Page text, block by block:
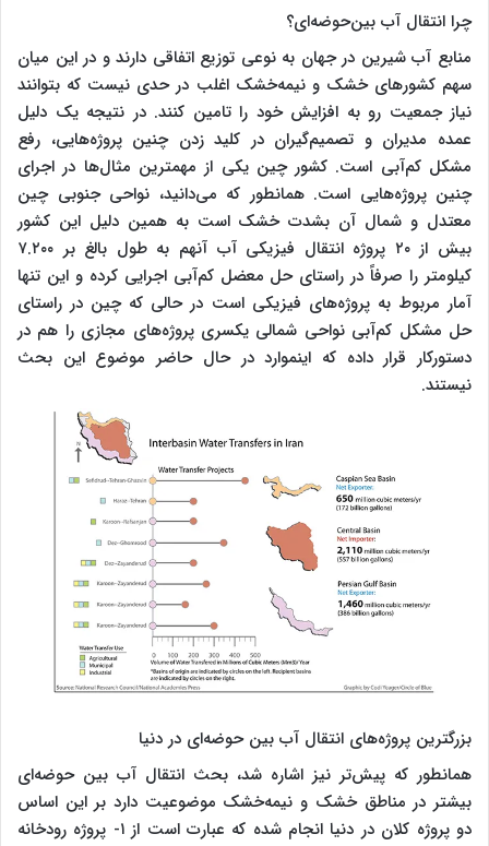
چرا انتقال آب بین‌حوضه‌ای؟
منابع آب شیرین در جهان به نوعی توزیع اتفاقی دارند و در این میان
سهم کشورهای خشک و نیمه‌خشک اغلب در حدی نیست که بتوانند
نیاز جمعیت رو به افزایش خود را تامین کنند. در نتیجه یک دلیل
عمده مدیران و تصمیم‌گیران در کلید زدن چنین پروژه‌هایی، رفع
مشکل کم‌آبی است. کشور چین یکی از مهمترین مثال‌ها در اجرای
چنین پروژه‌هایی است. همانطور که می‌دانید، نواحی جنوبی چین
معتدل و شمال آن بشدت خشک است به همین دلیل این کشور
بیش از ۲۰ پروژه انتقال فیزیکی آب آنهم به طول بالغ بر ۷.۲۰۰
کیلومتر را صرفاً در راستای حل معضل کم‌آبی اجرایی کرده و این تنها
آمار مربوط به پروژه‌های فیزیکی است در حالی که چین در راستای
حل مشکل کم‌آبی نواحی شمالی یکسری پروژه‌های مجازی را هم در
دستورکار قرار داده که اینموارد در حال حاضر موضوع این بحث
نیستند.
بزرگترین پروژه‌های انتقال آب بین حوضه‌ای در دنیا
همانطور که پیش‌تر نیز اشاره شد، بحث انتقال آب بین حوضه‌ای
بیشتر در مناطق خشک و نیمه‌خشک موضوعیت دارد بر این اساس
دو پروژه کلان در دنیا انجام شده که عبارت است از ۱- پروژه رودخانه